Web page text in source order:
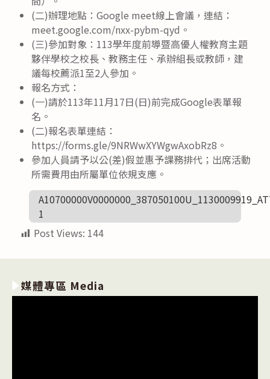
(二)辦理地點：Google meet線上會議，連結：
meet.google.com/nxx-pybm-qyd。
(三)參加對象：113學年度前導暨高優人權教育主題
夥伴學校之校長、教務主任、承辦組長或教師，建
議每校薦派1至2人參加。
報名方式：
(一)請於113年11月17日(日)前完成Google表單報
名。
(二)報名表單連結：
https://forms.gle/9NRWwXYWgwAxobRz8。
參加人員請予以公(差)假並惠予課務排代；出席活動
所需費用由所屬單位依規支應。
1
Post Views: 144
媒體專區 Media